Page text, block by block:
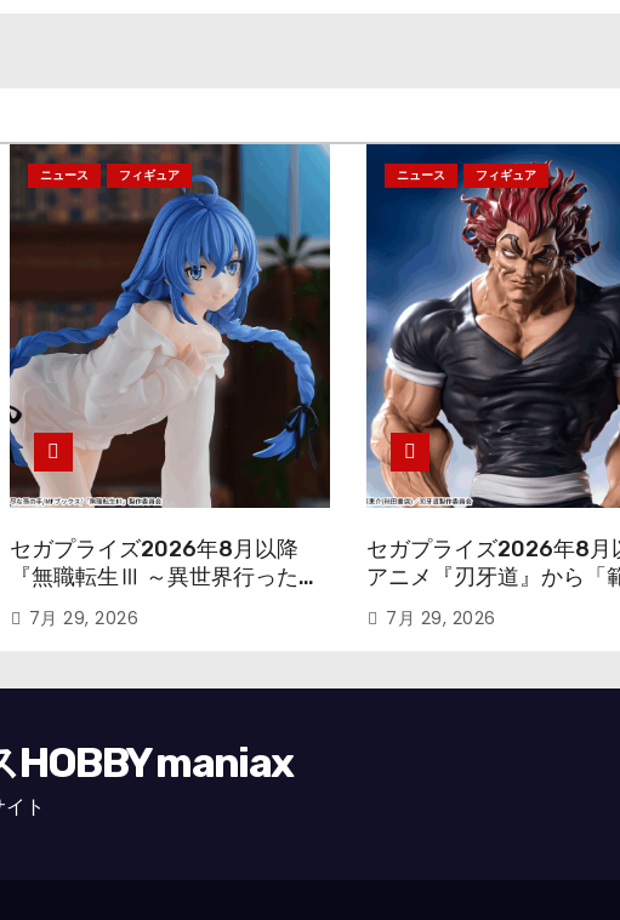
ニュース フィギュア
セガプライズ2026年8月以降
『無職転生Ⅲ ～異世界行ったら
本気だす～』から「ロキシー」
のフィギュアが登場！
7月 29, 2026
ニュース フィギュア
セガプライズ2026年8月
アニメ『刃牙道』から「
次郎」が登場ッッ!!
7月 29, 2026
maniax
ト